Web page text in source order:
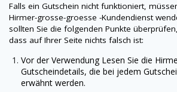
Falls ein Gutschein nicht funktioniert,
Hirmer-grosse-groesse -Kundendienst
sollten Sie die folgenden Punkte
dass auf Ihrer Seite nichts falsch ist:
Vor der Verwendung Lesen Sie die
Gutscheindetails, die bei jedem
erwähnt werden.